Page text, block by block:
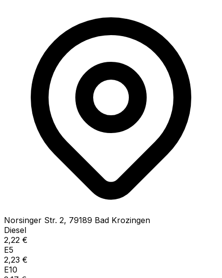
Norsinger Str. 2, 79189 Bad Krozingen
Diesel
2,22 €
E5
2,23 €
E10